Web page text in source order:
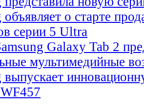
объявляет о старте
серии 5 Ultra
Galaxy Tab 2
мультимедийные
выпускает